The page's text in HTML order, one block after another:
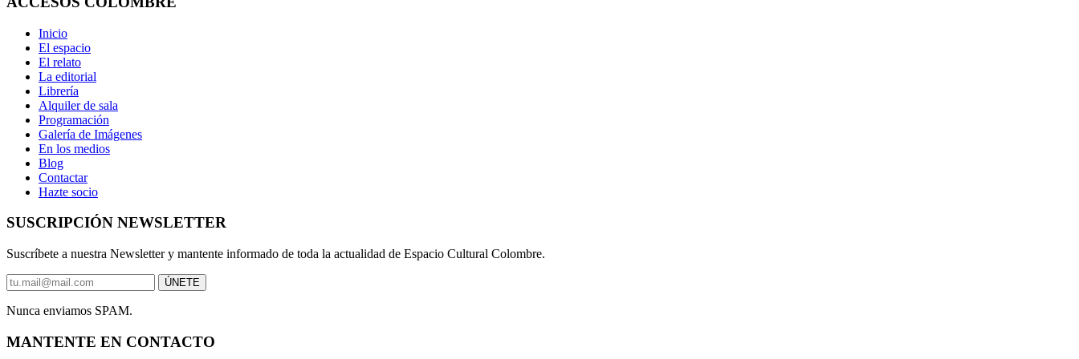
Inicio
El espacio
El relato
La editorial
Librería
Alquiler de sala
Programación
Galería de Imágenes
En los medios
Blog
Contactar
Hazte socio
SUSCRIPCIÓN NEWSLETTER
Suscríbete a nuestra Newsletter y mantente informado de toda la actualidad de Espacio Cultural Colombre.
Nunca enviamos SPAM.
MANTENTE EN CONTACTO